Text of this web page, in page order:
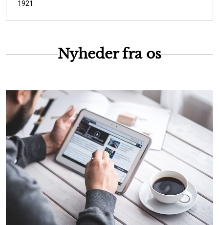
1921.
Nyheder fra os